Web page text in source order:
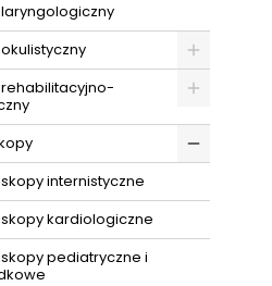
rehabilitacyjno-
internistyczne
kardiologiczne
pediatryczne i